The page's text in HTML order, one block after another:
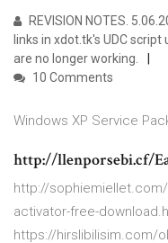
REVISION NOTES.
links in xdot.tk's UDC
are no longer working.
10 Comments
Windows XP Service
http://llenporsebi.cf/
http://
activator-free-
https://hirslibilisim.com/